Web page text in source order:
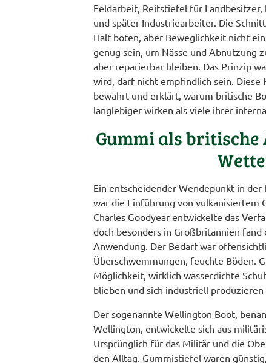
Feldarbeit, Reitstiefel für
und später Industriearbeiter. Die
Halt boten, aber Beweglichkeit nicht
genug sein, um Nässe und Abnutzung
aber reparierbar bleiben. Das Prinzip
wird, darf nicht empfindlich sein. Diese
bewahrt und erklärt, warum britische
langlebiger wirken als viele ihrer
Gummi als
Ein entscheidender Wendepunkt in der
war die Einführung von vulkanisiertem
Charles Goodyear entwickelte das
doch besonders in Großbritannien fand
Anwendung. Der Bedarf war
Überschwemmungen, feuchte Böden.
Möglichkeit, wirklich wasserdichte
blieben und sich industriell produzieren
Der sogenannte Wellington Boot,
Wellington, entwickelte sich aus
Ursprünglich für das Militär und die
den Alltag. Gummistiefel waren